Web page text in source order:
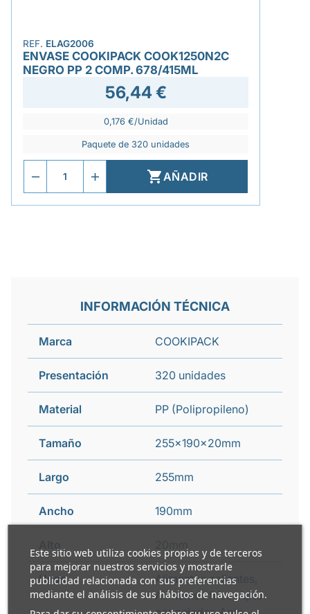
Este sitio web utiliza cookies propias y de terceros
para mejorar nuestros servicios y mostrarle
publicidad relacionada con sus preferencias
mediante el análisis de sus hábitos de navegación.
REF. ELAG2006
ENVASE COOKIPACK COOK1250N2C
NEGRO PP 2 COMP. 678/415ML
56,44 €
0,176 €/Unidad
Paquete de 320 unidades
AÑADIR
INFORMACIÓN TÉCNICA
Marca COOKIPACK
Presentación 320 unidades
Material PP (Polipropileno)
Tamaño 255x190x20mm
Largo 255mm
Ancho 190mm
Usos
Alimentos calientes,
Alimentos fríos, Apto